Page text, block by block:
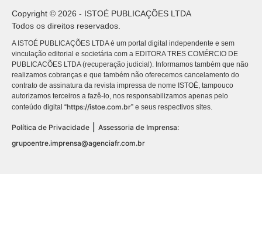
Copyright © 2026 - ISTOÉ PUBLICAÇÕES LTDA
Todos os direitos reservados.
A ISTOÉ PUBLICAÇÕES LTDA é um portal digital independente e sem
vinculação editorial e societária com a EDITORA TRES COMÉRCIO DE
PUBLICACÕES LTDA (recuperação judicial). Informamos também que não
realizamos cobranças e que também não oferecemos cancelamento do
contrato de assinatura da revista impressa de nome ISTOÉ, tampouco
autorizamos terceiros a fazê-lo, nos responsabilizamos apenas pelo
conteúdo digital “https://istoe.com.br” e seus respectivos sites.
Política de Privacidade
Assessoria de Imprensa:
grupoentre.imprensa@agenciafr.com.br